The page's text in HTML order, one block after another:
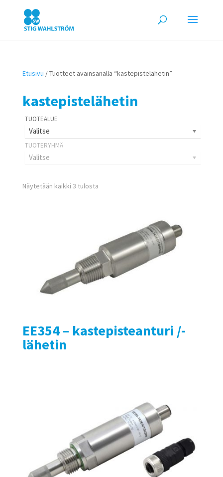
Etusivu / Tuotteet avainsanalla “kastepistelähetin”
kastepistelähetin
Valitse
Valitse
Näytetään kaikki 3 tulosta
EE354 – kastepisteanturi /-
lähetin